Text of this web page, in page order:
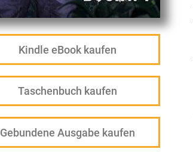
Kindle eBook kaufen
Taschenbuch kaufen
Gebundene Ausgabe kaufen